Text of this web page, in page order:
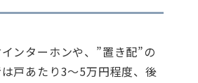
ンターホンや、”置き配”の
戸あたり3～5万円程度、後